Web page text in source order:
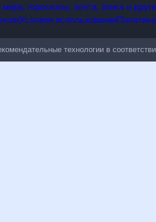
гороскопы, почта, поиск и
Условия использования
технологии в